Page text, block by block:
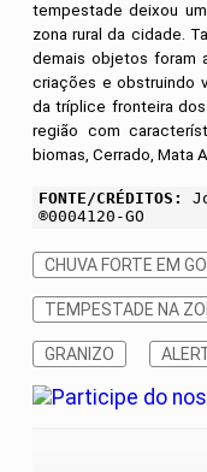
tempestade deixou
zona rural da cidade.
demais objetos foram
criações e obstruindo
da tríplice fronteira dos
região com
biomas, Cerrado, Mata
FONTE/CRÉDITOS:
®️0004120-GO
CHUVA FORTE EM
TEMPESTADE NA
GRANIZO